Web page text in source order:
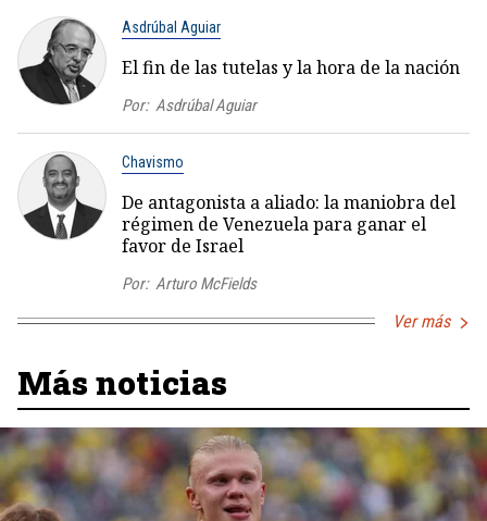
Asdrúbal Aguiar
El fin de las tutelas y la hora de la nación
Por: Asdrúbal Aguiar
Chavismo
De antagonista a aliado: la maniobra del
régimen de Venezuela para ganar el
favor de Israel
Por: Arturo McFields
Ver más
Más noticias